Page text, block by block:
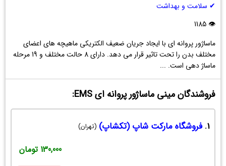
ای
EMS
✔ سلامت و بهداشت
👁 1185
ماساژور پروانه ای با ایجاد جریان ضعیف الکتریکی ماهیچه های اعضای
مختلف بدن را تحت تاثیر قرار می دهد. دارای 8 حالت مختلف و 19 مرحله
ماساژ دهی است. ...
فروشندگان مینی ماساژور پروانه ای EMS:
1. فروشگاه مارکت شاپ (تکشاپ) (تهران)
130,000 تومان